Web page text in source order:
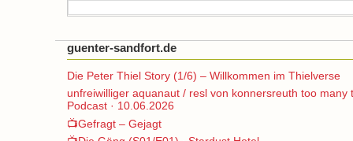
guenter-sandfort.de
Die Peter Thiel Story (1/6) – Willkommen im Thielverse
unfreiwilliger aquanaut / resl von konnersreuth too many
Podcast · 10.06.2026
📺Gefragt – Gejagt